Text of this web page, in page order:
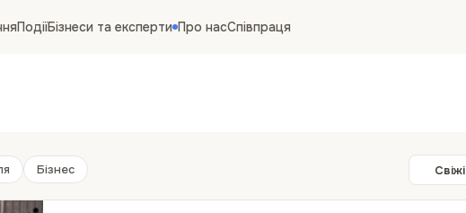
ПодіїБізнеси та експерти Про насСпівпраця
Бізнес Свіжі